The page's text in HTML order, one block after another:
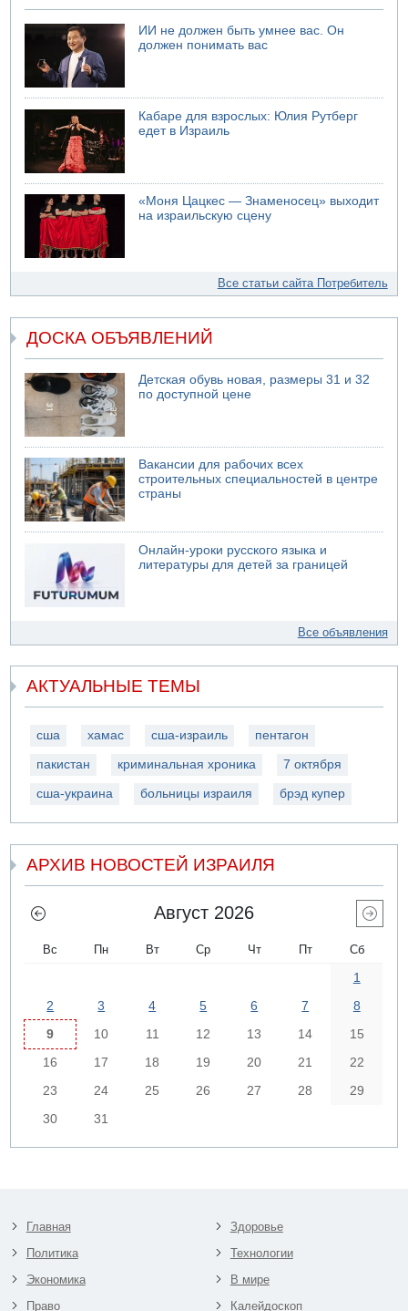
ИИ не должен быть умнее вас. Он
должен понимать вас
Кабаре для взрослых: Юлия Рутберг
едет в Израиль
«Моня Цацкес — Знаменосец» выходит
на израильскую сцену
Все статьи сайта Потребитель
ДОСКА ОБЪЯВЛЕНИЙ
Детская обувь новая, размеры 31 и 32
по доступной цене
Вакансии для рабочих всех
строительных специальностей в центре
страны
Онлайн-уроки русского языка и
литературы для детей за границей
Все объявления
АКТУАЛЬНЫЕ ТЕМЫ
сша хамас сша-израиль пентагон
пакистан криминальная хроника 7 октября
сша-украина больницы израиля брэд купер
АРХИВ НОВОСТЕЙ ИЗРАИЛЯ
Август 2026
Вс Пн Вт Ср Чт Пт Сб
1
2
3 4 5 6 7
8
9
10 11 12 13 14
15
16
17 18 19 20 21
22
23
24 25 26 27 28
29
30
31
Главная
Политика
Экономика
Право
Здоровье
Технологии
В мире
Калейдоскоп